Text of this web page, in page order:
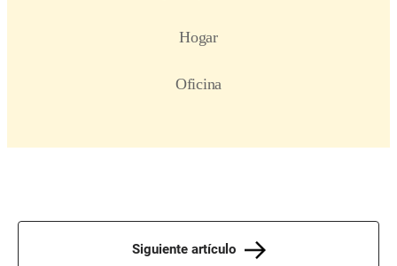
Siguiente artículo